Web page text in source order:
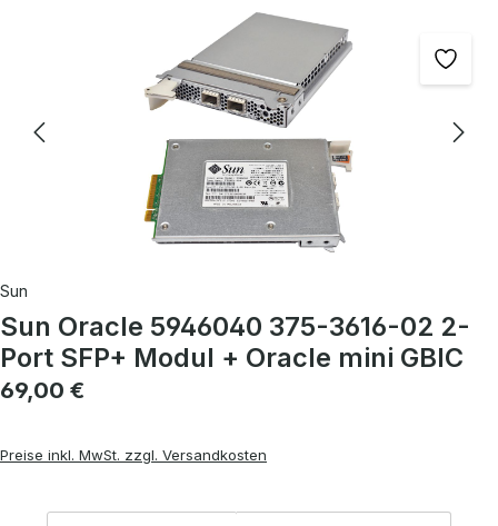
Sun
Sun Oracle 5946040 375-3616-02 2-
Port SFP+ Modul + Oracle mini GBIC
Regulärer Preis:
69,00 €
Preise inkl. MwSt. zzgl. Versandkosten